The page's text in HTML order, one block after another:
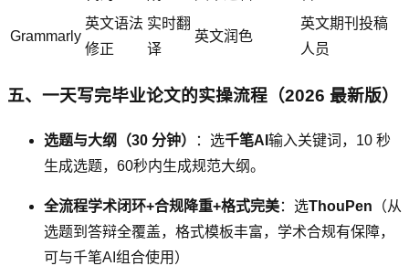
Grammarly
英文语法
修正
实时翻
译
英文润色
英文期刊投稿
人员
五、一天写完毕业论文的实操流程（2026 最新版）
选题与大纲（30 分钟） ：选千笔AI 输入关键词，10 秒
生成选题，60秒内生成规范大纲。
全流程学术闭环+合规降重+格式完美：选ThouPen （从
选题到答辩全覆盖，格式模板丰富，学术合规有保障，
可与千笔AI组合使用）